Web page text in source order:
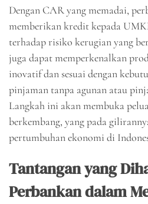
Dengan CAR yang memadai,
memberikan kredit kepada
terhadap risiko kerugian yang
juga dapat memperkenalkan
inovatif dan sesuai dengan
pinjaman tanpa agunan atau
Langkah ini akan membuka
berkembang, yang pada
pertumbuhan ekonomi di
Tantangan yang
Perbankan dalam